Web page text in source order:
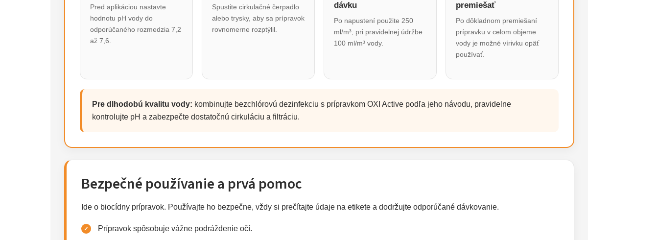
Pred aplikáciou nastavte
hodnotu pH vody do
odporúčaného rozmedzia 7,2
až 7,6.
Spustite cirkulačné čerpadlo
alebo trysky, aby sa prípravok
rovnomerne rozptýlil.
dávku
Po napustení použite 250
ml/m³, pri pravidelnej údržbe
100 ml/m³ vody.
premiešať
Po dôkladnom premiešaní
prípravku v celom objeme
vody je možné vírivku opäť
používať.
Pre dlhodobú kvalitu vody: kombinujte bezchlórovú dezinfekciu s prípravkom OXI Active podľa jeho návodu, pravidelne
kontrolujte pH a zabezpečte dostatočnú cirkuláciu a filtráciu.
Bezpečné používanie a prvá pomoc
Ide o biocídny prípravok. Používajte ho bezpečne, vždy si prečítajte údaje na etikete a dodržujte odporúčané dávkovanie.
Prípravok spôsobuje vážne podráždenie očí.